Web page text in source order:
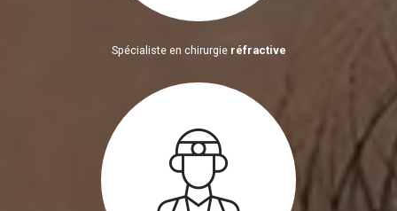
Spécialiste en chirurgie réfractive